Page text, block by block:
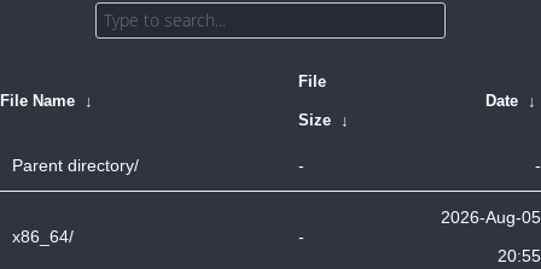
File Name ↓
File
Size ↓
Date ↓
Parent directory/ - -
x86_64/ -
2026-Aug-05
20:55